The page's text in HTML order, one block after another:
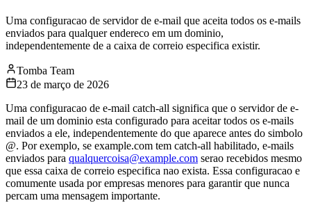
Uma configuracao de servidor de e-mail que aceita todos os e-mails
enviados para qualquer endereco em um dominio,
independentemente de a caixa de correio especifica existir.
Tomba Team
23 de março de 2026
Uma configuracao de e-mail catch-all significa que o servidor de e-
mail de um dominio esta configurado para aceitar todos os e-mails
enviados a ele, independentemente do que aparece antes do simbolo
@. Por exemplo, se example.com tem catch-all habilitado, e-mails
enviados para qualquercoisa@example.com serao recebidos mesmo
que essa caixa de correio especifica nao exista. Essa configuracao e
comumente usada por empresas menores para garantir que nunca
percam uma mensagem importante.